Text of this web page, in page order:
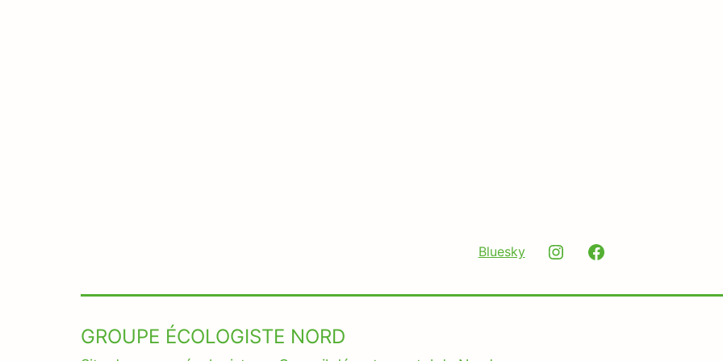
Bluesky Instagram
GROUPE ÉCOLOGISTE NORD